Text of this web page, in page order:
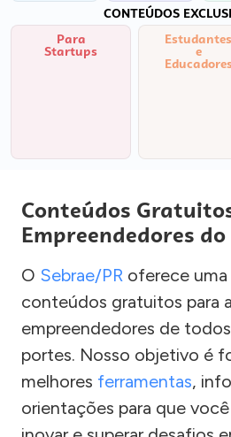
CONTEÚDOS
Para
Startups
Estudantes
e
Educadores
Conteúdos
Empreendedores
O Sebrae/PR oferece
conteúdos gratuitos para
empreendedores de
portes. Nosso objetivo é
melhores ferramentas,
orientações para que